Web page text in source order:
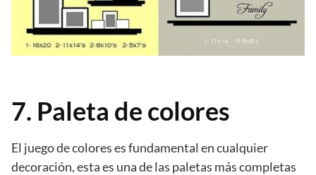
7. Paleta de colores
El juego de colores es fundamental en cualquier
decoración, esta es una de las paletas más completas